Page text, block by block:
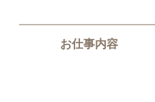
お仕事内容